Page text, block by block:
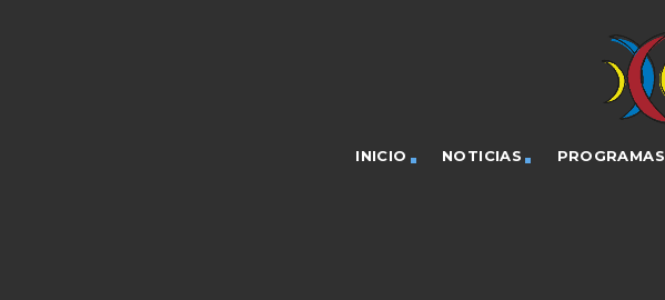
INICIO NOTICIAS PROGRAMAS